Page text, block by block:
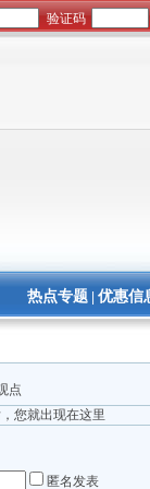
热点专题| 优惠信
点
您就出现在这里
匿名发表